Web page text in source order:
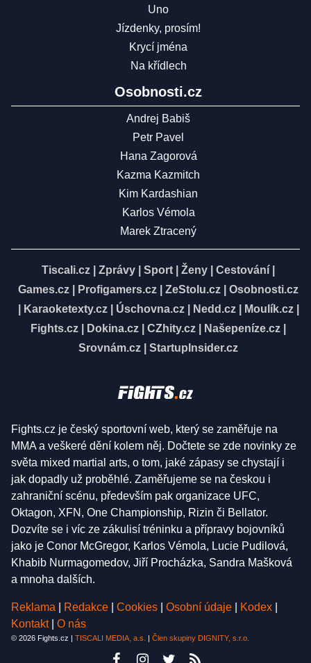
Uno
Jízdenky, prosím!
Krycí jména
Na křídlech
Osobnosti.cz
Andrej Babiš
Petr Pavel
Hana Zagorová
Kazma Kazmitch
Kim Kardashian
Karlos Vémola
Marek Ztracený
Tiscali.cz Zprávy Sport Ženy Cestování
Games.cz
Profigamers.cz ZeStolu.cz
Osobnosti.cz
Karaoketexty.cz| Úschovna.cz| Nedd.cz| Moulík.cz|
Fights.cz
Dokina.cz CZhity.cz Našepeníze.cz
Srovnám.cz
StartupInsider.cz
Fights.cz je český sportovní web, který se zaměřuje na
MMA a veškeré dění kolem něj. Dočtete se zde novinky ze
světa mixed martial arts, o tom, jaké zápasy se chystají i
jak dopadly už proběhlé. Zaměřujeme se na českou i
zahraniční scénu, především pak organizace UFC,
Oktagon, XFN, One Championship, Rizin či Bellator.
Dozvíte se i víc ze zákulisí tréninku a přípravy bojovníků
jako je Conor McGregor, Karlos Vémola, Lucie Pudilová,
Khabib Nurmagomedov, Jiří Procházka, Sandra Mašková
a mnoha dalších.
Reklama Redakce Cookies Osobní údaje Kodex
Kontakt
O nás
© 2026 Fights.cz | TISCALI MEDIA, a.s. | Člen skupiny DIGNITY, s.r.o.